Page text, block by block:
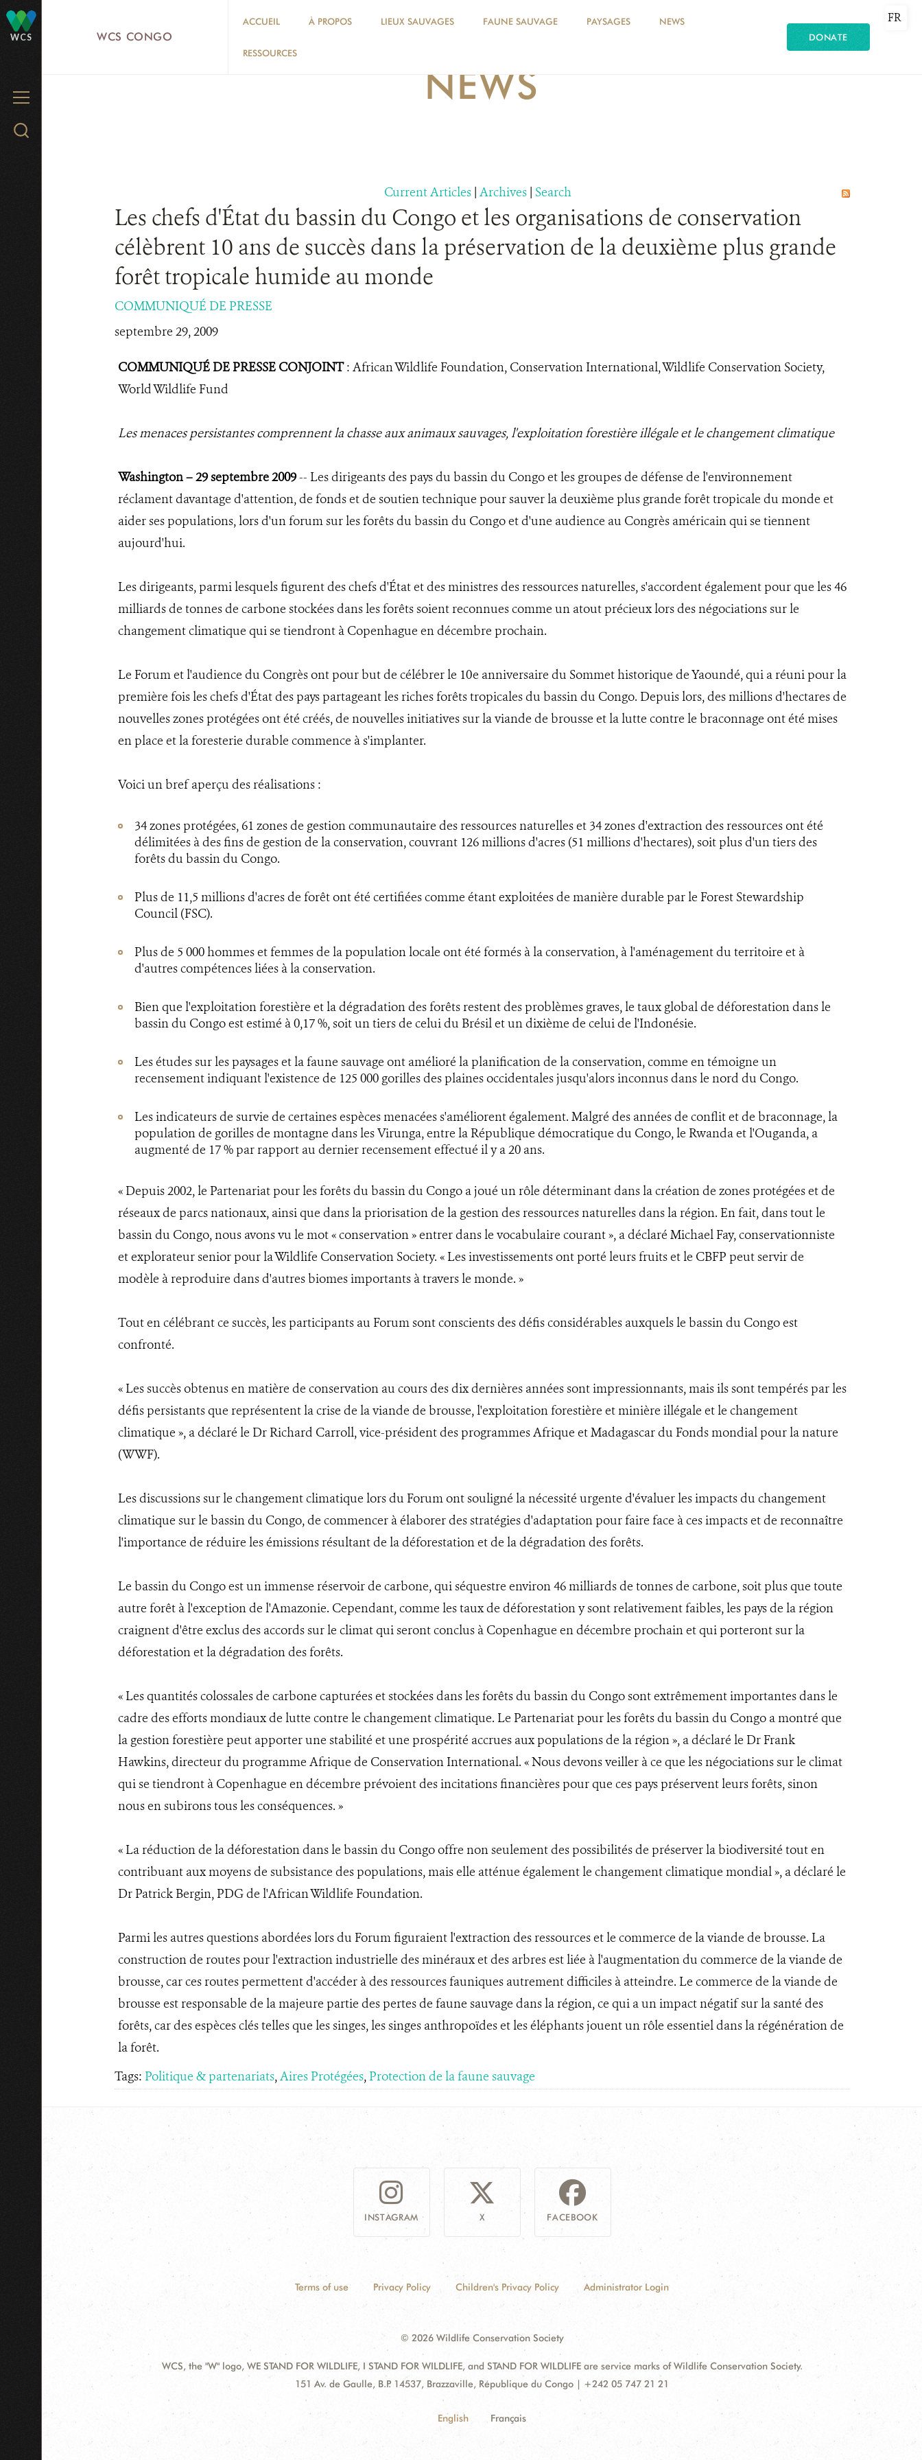
WCS
MENU
Search
WCS CONGO
ACCUEIL À PROPOS LIEUX SAUVAGES FAUNE SAUVAGE PAYSAGES NEWS
RESSOURCES
DONATE
FR
NEWS
Current Articles | Archives | Search
Les chefs d'État du bassin du Congo et les organisations de conservation
célèbrent 10 ans de succès dans la préservation de la deuxième plus grande
forêt tropicale humide au monde
COMMUNIQUÉ DE PRESSE
septembre 29, 2009
COMMUNIQUÉ DE PRESSE CONJOINT: African Wildlife Foundation, Conservation International, Wildlife Conservation Society,
World Wildlife Fund
Les menaces persistantes comprennent la chasse aux animaux sauvages, l'exploitation forestière illégale et le changement climatique
Washington – 29 septembre 2009-- Les dirigeants des pays du bassin du Congo et les groupes de défense de l'environnement
réclament davantage d'attention, de fonds et de soutien technique pour sauver la deuxième plus grande forêt tropicale du monde et
aider ses populations, lors d'un forum sur les forêts du bassin du Congo et d'une audience au Congrès américain qui se tiennent
aujourd'hui.
Les dirigeants, parmi lesquels figurent des chefs d'État et des ministres des ressources naturelles, s'accordent également pour que les 46
milliards de tonnes de carbone stockées dans les forêts soient reconnues comme un atout précieux lors des négociations sur le
changement climatique qui se tiendront à Copenhague en décembre prochain.
Le Forum et l'audience du Congrès ont pour but de célébrer le 10e anniversaire du Sommet historique de Yaoundé, qui a réuni pour la
première fois les chefs d'État des pays partageant les riches forêts tropicales du bassin du Congo. Depuis lors, des millions d'hectares de
nouvelles zones protégées ont été créés, de nouvelles initiatives sur la viande de brousse et la lutte contre le braconnage ont été mises
en place et la foresterie durable commence à s'implanter.
Voici un bref aperçu des réalisations :
34 zones protégées, 61 zones de gestion communautaire des ressources naturelles et 34 zones d'extraction des ressources ont été
délimitées à des fins de gestion de la conservation, couvrant 126 millions d'acres (51 millions d'hectares), soit plus d'un tiers des
forêts du bassin du Congo.
Plus de 11,5 millions d'acres de forêt ont été certifiées comme étant exploitées de manière durable par le Forest Stewardship
Council (FSC).
Plus de 5 000 hommes et femmes de la population locale ont été formés à la conservation, à l'aménagement du territoire et à
d'autres compétences liées à la conservation.
Bien que l'exploitation forestière et la dégradation des forêts restent des problèmes graves, le taux global de déforestation dans le
bassin du Congo est estimé à 0,17 %, soit un tiers de celui du Brésil et un dixième de celui de l'Indonésie.
Les études sur les paysages et la faune sauvage ont amélioré la planification de la conservation, comme en témoigne un
recensement indiquant l'existence de 125 000 gorilles des plaines occidentales jusqu'alors inconnus dans le nord du Congo.
Les indicateurs de survie de certaines espèces menacées s'améliorent également. Malgré des années de conflit et de braconnage, la
population de gorilles de montagne dans les Virunga, entre la République démocratique du Congo, le Rwanda et l'Ouganda, a
augmenté de 17 % par rapport au dernier recensement effectué il y a 20 ans.
« Depuis 2002, le Partenariat pour les forêts du bassin du Congo a joué un rôle déterminant dans la création de zones protégées et de
réseaux de parcs nationaux, ainsi que dans la priorisation de la gestion des ressources naturelles dans la région. En fait, dans tout le
bassin du Congo, nous avons vu le mot « conservation » entrer dans le vocabulaire courant », a déclaré Michael Fay, conservationniste
et explorateur senior pour la Wildlife Conservation Society. « Les investissements ont porté leurs fruits et le CBFP peut servir de
modèle à reproduire dans d'autres biomes importants à travers le monde. »
Tout en célébrant ce succès, les participants au Forum sont conscients des défis considérables auxquels le bassin du Congo est
confronté.
« Les succès obtenus en matière de conservation au cours des dix dernières années sont impressionnants, mais ils sont tempérés par les
défis persistants que représentent la crise de la viande de brousse, l'exploitation forestière et minière illégale et le changement
climatique », a déclaré le Dr Richard Carroll, vice-président des programmes Afrique et Madagascar du Fonds mondial pour la nature
(WWF).
Les discussions sur le changement climatique lors du Forum ont souligné la nécessité urgente d'évaluer les impacts du changement
climatique sur le bassin du Congo, de commencer à élaborer des stratégies d'adaptation pour faire face à ces impacts et de reconnaître
l'importance de réduire les émissions résultant de la déforestation et de la dégradation des forêts.
Le bassin du Congo est un immense réservoir de carbone, qui séquestre environ 46 milliards de tonnes de carbone, soit plus que toute
autre forêt à l'exception de l'Amazonie. Cependant, comme les taux de déforestation y sont relativement faibles, les pays de la région
craignent d'être exclus des accords sur le climat qui seront conclus à Copenhague en décembre prochain et qui porteront sur la
déforestation et la dégradation des forêts.
« Les quantités colossales de carbone capturées et stockées dans les forêts du bassin du Congo sont extrêmement importantes dans le
cadre des efforts mondiaux de lutte contre le changement climatique. Le Partenariat pour les forêts du bassin du Congo a montré que
la gestion forestière peut apporter une stabilité et une prospérité accrues aux populations de la région », a déclaré le Dr Frank
Hawkins, directeur du programme Afrique de Conservation International. « Nous devons veiller à ce que les négociations sur le climat
qui se tiendront à Copenhague en décembre prévoient des incitations financières pour que ces pays préservent leurs forêts, sinon
nous en subirons tous les conséquences. »
« La réduction de la déforestation dans le bassin du Congo offre non seulement des possibilités de préserver la biodiversité tout en
contribuant aux moyens de subsistance des populations, mais elle atténue également le changement climatique mondial », a déclaré le
Dr Patrick Bergin, PDG de l'African Wildlife Foundation.
Parmi les autres questions abordées lors du Forum figuraient l'extraction des ressources et le commerce de la viande de brousse. La
construction de routes pour l'extraction industrielle des minéraux et des arbres est liée à l'augmentation du commerce de la viande de
brousse, car ces routes permettent d'accéder à des ressources fauniques autrement difficiles à atteindre. Le commerce de la viande de
brousse est responsable de la majeure partie des pertes de faune sauvage dans la région, ce qui a un impact négatif sur la santé des
forêts, car des espèces clés telles que les singes, les singes anthropoïdes et les éléphants jouent un rôle essentiel dans la régénération de
la forêt.
Tags: Politique & partenariats,Aires Protégées, Protection de la faune sauvage
INSTAGRAM X FACEBOOK
Terms of use Privacy Policy Children's Privacy Policy Administrator Login
© 2026 Wildlife Conservation Society
WCS, the "W" logo, WE STAND FOR WILDLIFE, I STAND FOR WILDLIFE, and STAND FOR WILDLIFE are service marks of Wildlife Conservation Society.
Address:
151 Av. de Gaulle, B.P. 14537, Brazzaville, République du Congo | +242 05 747 21 21
English Français